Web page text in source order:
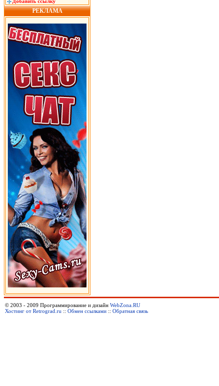
РЕКЛАМА
© 2003 - 2009 Программирование и дизайн WebZona.RU
Хостинг от Retrograd.ru :: Обмен ссылками :: Обратная связь